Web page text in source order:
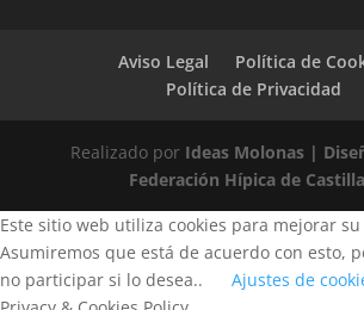
Aviso Legal
Política de
Política de Privacidad
Realizado por Ideas Molonas |
Federación Hípica de
Este sitio web utiliza cookies para mejorar
Asumiremos que está de acuerdo con esto,
no participar si lo desea..
Ajustes de